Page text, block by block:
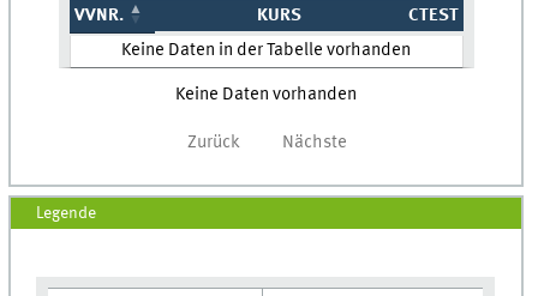
VVNR. KURS
CTEST
Keine Daten in der Tabelle vorhanden
Keine Daten vorhanden
Zurück Nächste
Legende